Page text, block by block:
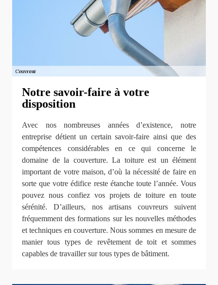
Notre savoir-faire à votre
disposition
Avec nos nombreuses années d’existence, notre
entreprise détient un certain savoir-faire ainsi que des
compétences considérables en ce qui concerne le
domaine de la couverture. La toiture est un élément
important de votre maison, d’où la nécessité de faire en
sorte que votre édifice reste étanche toute l’année. Vous
pouvez nous confiez vos projets de toiture en toute
sérénité. D’ailleurs, nos artisans couvreurs suivent
fréquemment des formations sur les nouvelles méthodes
et techniques en couverture. Nous sommes en mesure de
manier tous types de revêtement de toit et sommes
capables de travailler sur tous types de bâtiment.